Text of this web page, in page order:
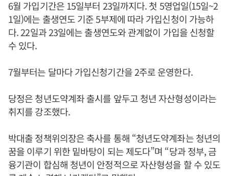
6월 가입기간은 15일부터 23일까지다. 첫 5영업일(15일~2
1일)에는 출생연도 기준 5부제에 따라 가입신청이 가능하
다. 22일과 23일에는 출생연도와 관계없이 가입을 신청할
수 있다.
7월부터는 달마다 가입신청기간을 2주로 운영한다.
당정은 청년도약계좌 출시를 앞두고 청년 자산형성이라는
취지를 강조했다.
박대출 정책위의장은 축사를 통해 “청년도약계좌는 청년의
꿈을 이루기 위한 밑바탕이 되는 제도다”며 “당과 정부, 금
융기관이 합심해 청년이 안정적으로 자산형성을 할 수 있도